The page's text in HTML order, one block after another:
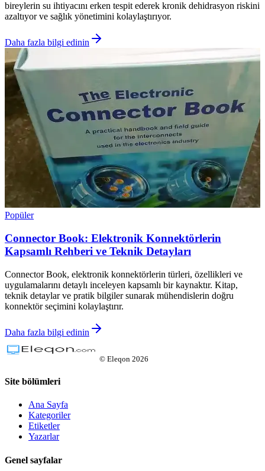
bireylerin su ihtiyacını erken tespit ederek kronik dehidrasyon riskini
azaltıyor ve sağlık yönetimini kolaylaştırıyor.
Daha fazla bilgi edinin
Popüler
Connector Book: Elektronik Konnektörlerin
Kapsamlı Rehberi ve Teknik Detayları
Connector Book, elektronik konnektörlerin türleri, özellikleri ve
uygulamalarını detaylı inceleyen kapsamlı bir kaynaktır. Kitap,
teknik detaylar ve pratik bilgiler sunarak mühendislerin doğru
konnektör seçimini kolaylaştırır.
Daha fazla bilgi edinin
© Eleqon 2026
Site bölümleri
Ana Sayfa
Kategoriler
Etiketler
Yazarlar
Genel sayfalar